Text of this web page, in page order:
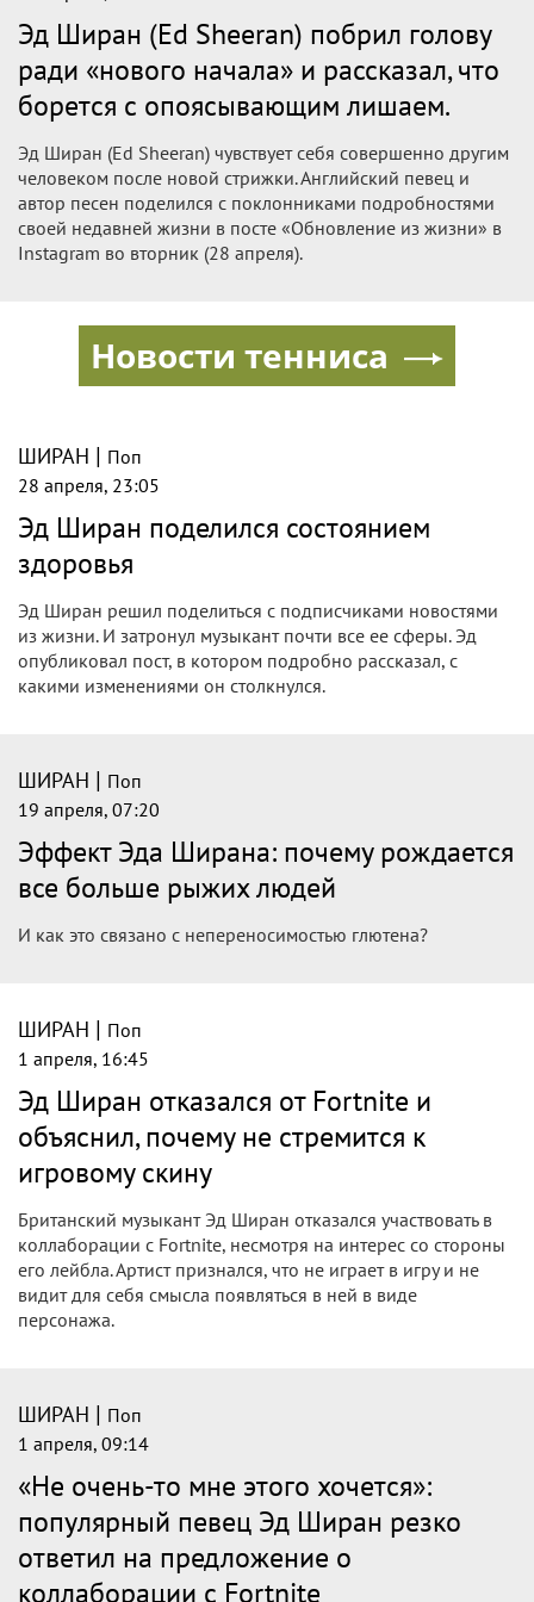
Эд Ширан (Ed Sheeran) побрил голову
ради «нового начала» и рассказал, что
борется с опоясывающим лишаем.
Эд Ширан (Ed Sheeran) чувствует себя совершенно другим
человеком после новой стрижки. Английский певец и
автор песен поделился с поклонниками подробностями
своей недавней жизни в посте «Обновление из жизни» в
Instagram во вторник (28 апреля).
ШИРАН | Поп
28 апреля, 23:05
Эд Ширан поделился состоянием
здоровья
Эд Ширан решил поделиться с подписчиками новостями
из жизни. И затронул музыкант почти все ее сферы. Эд
опубликовал пост, в котором подробно рассказал, с
какими изменениями он столкнулся.
ШИРАН | Поп
19 апреля, 07:20
Эффект Эда Ширана: почему рождается
все больше рыжих людей
И как это связано с непереносимостью глютена?
ШИРАН | Поп
1 апреля, 16:45
Эд Ширан отказался от Fortnite и
объяснил, почему не стремится к
игровому скину
Британский музыкант Эд Ширан отказался участвовать в
коллаборации с Fortnite, несмотря на интерес со стороны
его лейбла. Артист признался, что не играет в игру и не
видит для себя смысла появляться в ней в виде
персонажа.
ШИРАН | Поп
1 апреля, 09:14
«Не очень-то мне этого хочется»:
популярный певец Эд Ширан резко
ответил на предложение о
коллаборации с Fortnite
Новости тенниса